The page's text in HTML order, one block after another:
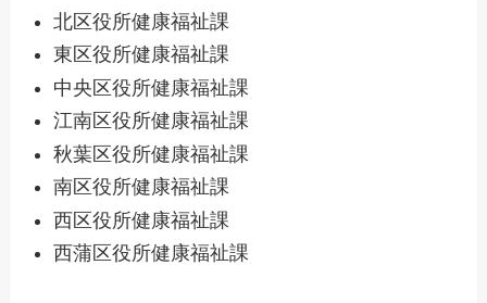
北区役所健康福祉課
東区役所健康福祉課
中央区役所健康福祉課
江南区役所健康福祉課
秋葉区役所健康福祉課
南区役所健康福祉課
西区役所健康福祉課
西蒲区役所健康福祉課